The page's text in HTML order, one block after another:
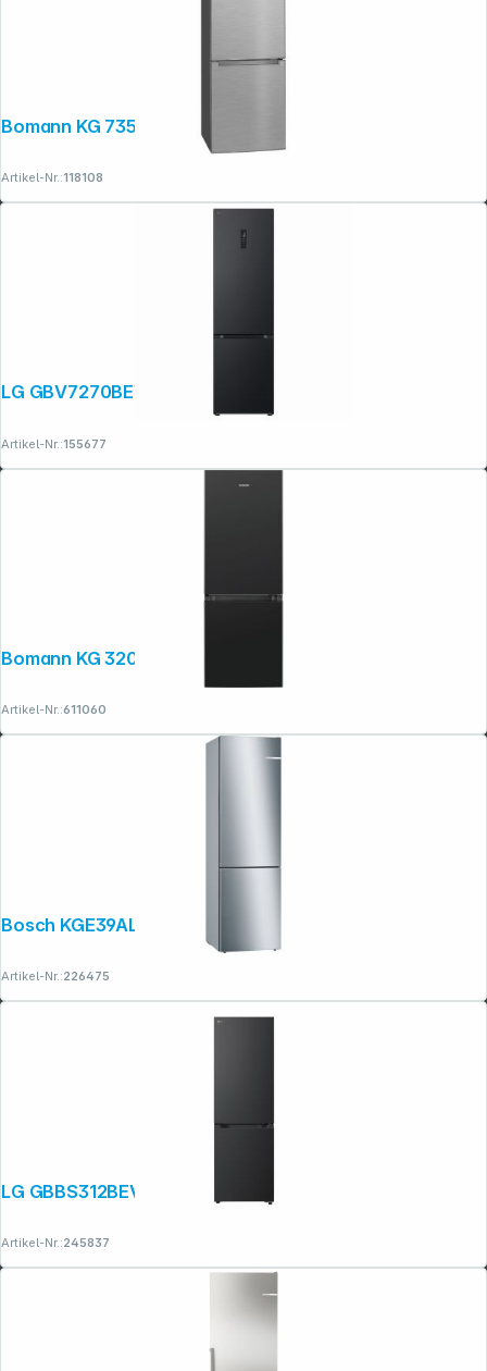
Artikel-Nr.:118108
Artikel-Nr.:155677
Bomann KG 320.2 schwarz
Artikel-Nr.:611060
Bosch KGE39ALCA
Artikel-Nr.:226475
Artikel-Nr.:245837